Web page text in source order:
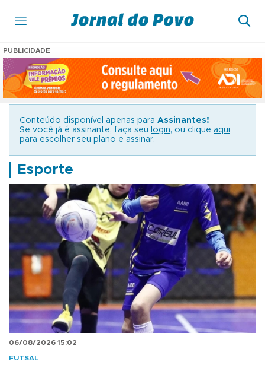
PUBLICIDADE
Conteúdo disponível apenas para Assinantes!
Se você já é assinante, faça seu
login, ou clique aqui
para escolher seu plano e assinar.
Esporte
06/08/2026 15:02
FUTSAL